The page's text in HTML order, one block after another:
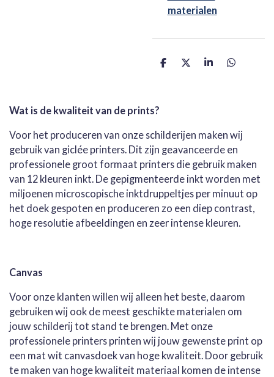
materialen
D
D
S
D
Wat is de kwaliteit van de prints?
Voor het produceren van onze schilderijen maken wij
gebruik van giclée printers. Dit zijn geavanceerde en
professionele groot formaat printers die gebruik maken
van 12 kleuren inkt. De gepigmenteerde inkt worden met
miljoenen microscopische inktdruppeltjes per minuut op
het doek gespoten en produceren zo een diep contrast,
hoge resolutie afbeeldingen en zeer intense kleuren.
Canvas
Voor onze klanten willen wij alleen het beste, daarom
gebruiken wij ook de meest geschikte materialen om
jouw schilderij tot stand te brengen. Met onze
professionele printers printen wij jouw gewenste print op
een mat wit canvasdoek van hoge kwaliteit. Door gebruik
te maken van hoge kwaliteit materiaal komen de intense